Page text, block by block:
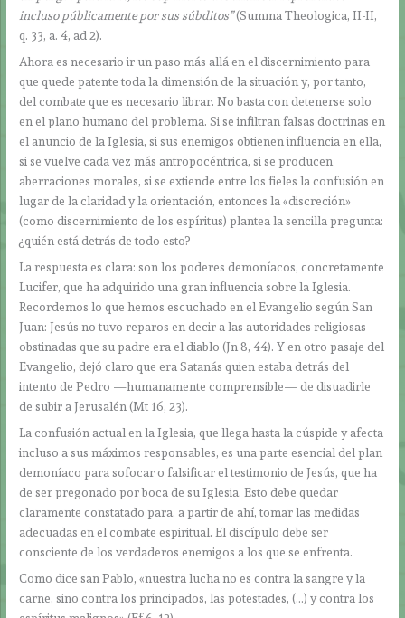
incluso públicamente por sus súbditos”(Summa Theologica, II-II,
q. 33, a. 4, ad 2).
Ahora es necesario ir un paso más allá en el discernimiento para
que quede patente toda la dimensión de la situación y, por tanto,
del combate que es necesario librar. No basta con detenerse solo
en el plano humano del problema. Si se infiltran falsas doctrinas en
el anuncio de la Iglesia, si sus enemigos obtienen influencia en ella,
si se vuelve cada vez más antropocéntrica, si se producen
aberraciones morales, si se extiende entre los fieles la confusión en
lugar de la claridad y la orientación, entonces la «discreción»
(como discernimiento de los espíritus) plantea la sencilla pregunta:
¿quién está detrás de todo esto?
La respuesta es clara: son los poderes demoníacos, concretamente
Lucifer, que ha adquirido una gran influencia sobre la Iglesia.
Recordemos lo que hemos escuchado en el Evangelio según San
Juan: Jesús no tuvo reparos en decir a las autoridades religiosas
obstinadas que su padre era el diablo (Jn 8, 44). Y en otro pasaje del
Evangelio, dejó claro que era Satanás quien estaba detrás del
intento de Pedro —humanamente comprensible— de disuadirle
de subir a Jerusalén (Mt 16, 23).
La confusión actual en la Iglesia, que llega hasta la cúspide y afecta
incluso a sus máximos responsables, es una parte esencial del plan
demoníaco para sofocar o falsificar el testimonio de Jesús, que ha
de ser pregonado por boca de su Iglesia. Esto debe quedar
claramente constatado para, a partir de ahí, tomar las medidas
adecuadas en el combate espiritual. El discípulo debe ser
consciente de los verdaderos enemigos a los que se enfrenta.
Como dice san Pablo, «nuestra lucha no es contra la sangre y la
carne, sino contra los principados, las potestades, (…) y contra los